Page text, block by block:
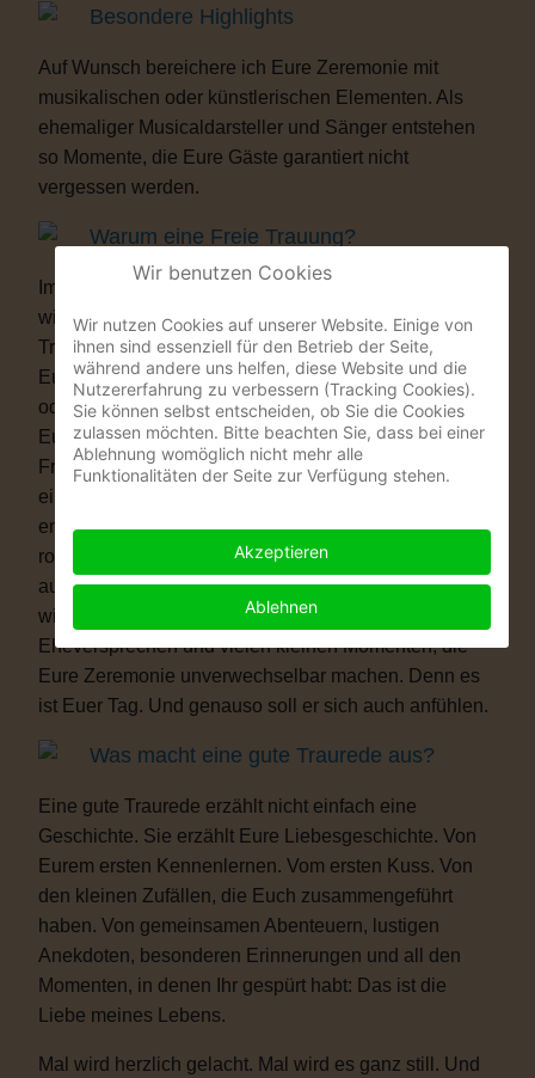
Besondere Highlights
Auf Wunsch bereichere ich Eure Zeremonie mit
musikalischen oder künstlerischen Elementen. Als
ehemaliger Musicaldarsteller und Sänger entstehen
so Momente, die Eure Gäste garantiert nicht
vergessen werden.
Warum eine Freie Trauung?
Immer mehr Paare wünschen sich eine Hochzeit, die
wirklich zu ihnen passt. Vielleicht ist eine kirchliche
Trauung nicht das Richtige für Euch. Vielleicht ist
Euch die standesamtliche Zeremonie allein zu kurz
oder zu unpersönlich. Eine Freie Trauung schenkt
Euch genau das, was Ihr Euch wünscht: völlige
Freiheit. Ob auf einer Wiese, am See, im Schloss, in
einer Scheune oder im eigenen Garten – Ihr
entscheidet, wo Ihr Euch das Ja-Wort gebt. Ob
romantisch, modern, elegant, locker, humorvoll oder
außergewöhnlich – Eure Hochzeit darf genauso sein,
wie Ihr seid. Mit persönlichen Ritualen, Eurem
Eheversprechen und vielen kleinen Momenten, die
Eure Zeremonie unverwechselbar machen. Denn es
ist Euer Tag. Und genauso soll er sich auch anfühlen.
Was macht eine gute Traurede aus?
Eine gute Traurede erzählt nicht einfach eine
Geschichte. Sie erzählt Eure Liebesgeschichte. Von
Eurem ersten Kennenlernen. Vom ersten Kuss. Von
den kleinen Zufällen, die Euch zusammengeführt
haben. Von gemeinsamen Abenteuern, lustigen
Anekdoten, besonderen Erinnerungen und all den
Momenten, in denen Ihr gespürt habt: Das ist die
Liebe meines Lebens.
Mal wird herzlich gelacht. Mal wird es ganz still. Und
Wir benutzen Cookies
Wir nutzen Cookies auf unserer Website. Einige von
ihnen sind essenziell für den Betrieb der Seite,
während andere uns helfen, diese Website und die
Nutzererfahrung zu verbessern (Tracking Cookies).
Sie können selbst entscheiden, ob Sie die Cookies
zulassen möchten. Bitte beachten Sie, dass bei einer
Ablehnung womöglich nicht mehr alle
Funktionalitäten der Seite zur Verfügung stehen.
Akzeptieren
Ablehnen